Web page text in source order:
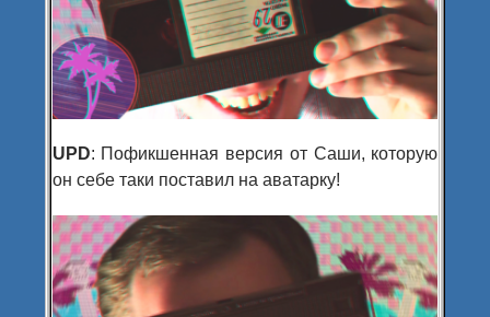
UPD: Пофикшенная версия от Саши, которую
он себе таки поставил на аватарку!